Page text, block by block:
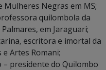
Negras em MS;
quilombola da
em Jaraguari;
escritora e imortal da
e Artes Romani;
– presidente do Quilombo